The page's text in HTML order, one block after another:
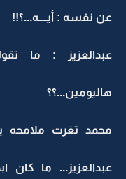
عن نفسه : أيــــه...؟!!
عبدالعزيز : ما
هاليومين...؟؟
محمد تغرت ملامحه
عبدالعزيز... ما